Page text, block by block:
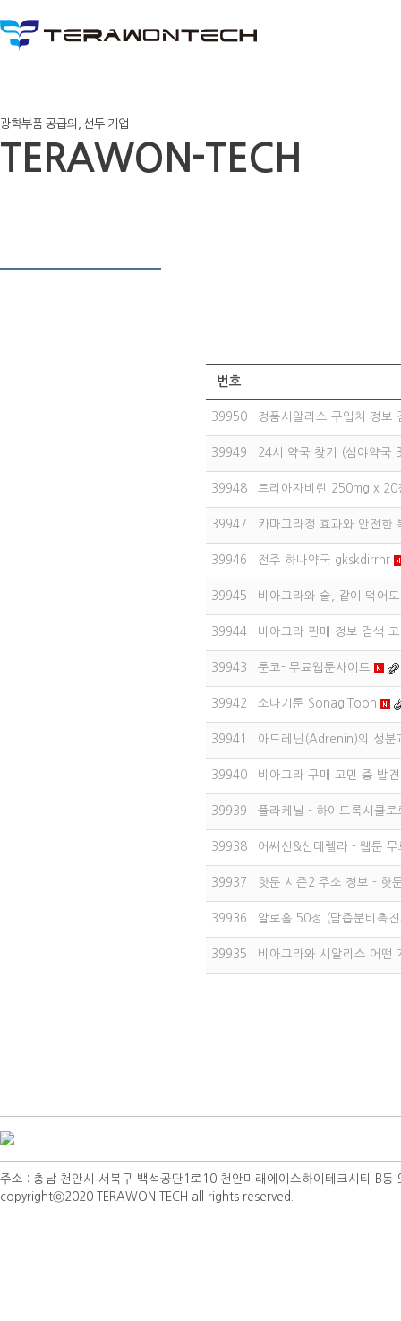
광학부품 공급의, 선두 기업
TERAWON-TECH
번호
39950 정품시알리스 구입처 정
39949 24시 약국 찾기 (심야약국
39948 트리아자비린 250mg x
39947 카마그라정 효과와 안전한
39946 전주 하나약국 gkskdirrnr
39945 비아그라와 술, 같이 먹어
39944 비아그라 판매 정보 검색
39943 툰코- 무료웹툰사이트
39942 소나기툰 SonagiToon
39941 아드레닌(Adrenin)의 성분
39940 비아그라 구매 고민 중 발
39939 플라케닐 - 하이드록시클
39938 어쌔신&신데렐라 - 웹툰 무
39937 핫툰 시즌2 주소 정보 - 핫
39936 알로홀 50정 (담즙분비촉
39935 비아그라와 시알리스 어떤
주소 : 충남 천안시 서북구 백석공단1로10 천안미래에이스하이테크시티
copyrightⓒ2020 TERAWON TECH all rights reserved.